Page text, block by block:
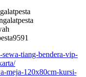
sewa-tiang-bendera-vip-
meja-120x80cm-kursi-